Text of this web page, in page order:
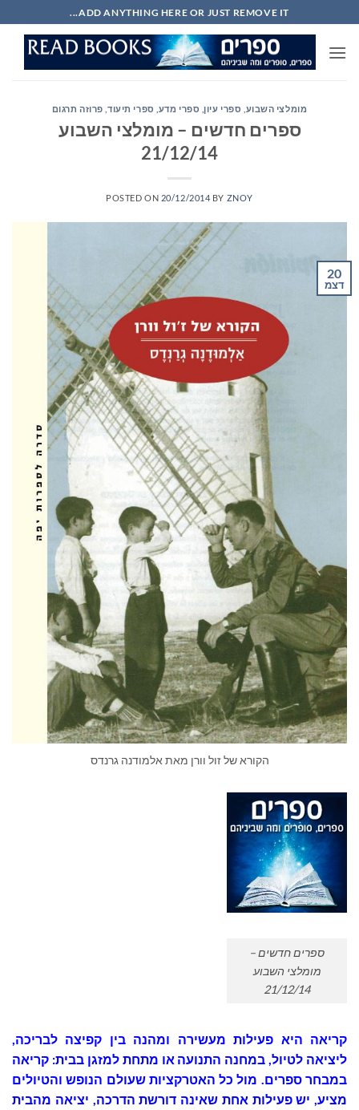
to
content
ADD ANYTHING HERE OR JUST REMOVE IT...
מומלצי השבוע ספרי עיון, ספרי מדע, ספרי תיעוד, פרוזה תרגום
ספרים חדשים – מומלצי השבוע
21/12/14
POSTED ON 20/12/2014 BY ZNOY
20
דצמ
הקורא של זול וורן מאת אלמודנה גרנדס
ספרים חדשים –
מומלצי השבוע
21/12/14
קריאה היא פעילות מעשירה ומהנה בין קפיצה לבריכה,
ליציאה לטיול, במחנה התנועה או מתחת למזגן בבית: קריאה
במבחר ספרים. מול כל האטרקציות שעולם הנופש והטיולים
מציע, יש פעילות אחת שאינה דורשת הדרכה, יציאה מהבית